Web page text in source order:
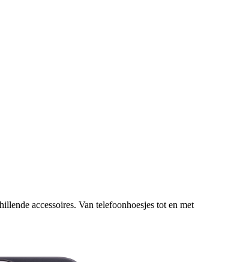
accessoires. Van telefoonhoesjes tot en met